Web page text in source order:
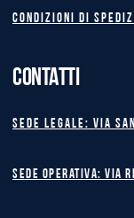
Condizioni di
CONTATTI
Sede legale: Via San
Sede operativa: Via